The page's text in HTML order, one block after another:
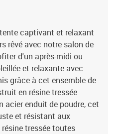
: résine tressée
de poudreMatériau des
rembourrage en cotonDimensions
cm (l x P x H)Largeur du siège : 57
du siège : 35
60 x 60 x 35 cm (L x l x
contient :2 x canapé
de dossier3 x coussin de siège
captivant et relaxant
rêvé avec notre salon de
d'un après-midi ou
et relaxante avec
grâce à cet ensemble de
en résine tressée
acier enduit de poudre, cet
et résistant aux
tressée toutes